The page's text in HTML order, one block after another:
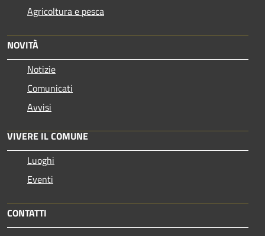
Agricoltura e pesca
NOVITÀ
Notizie
Comunicati
Avvisi
VIVERE IL COMUNE
Luoghi
Eventi
CONTATTI